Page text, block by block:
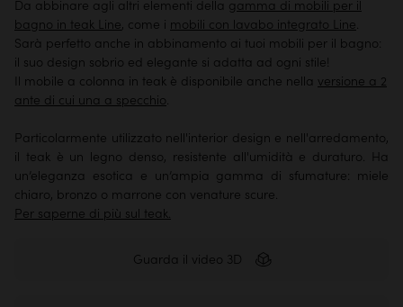
Da abbinare agli altri elementi della gamma di mobili per il
bagno in teak Line, come i mobili con lavabo integrato Line.
Sarà perfetto anche in abbinamento ai tuoi mobili per il bagno:
il suo design sobrio ed elegante si adatta ad ogni stile!
Il mobile a colonna in teak è disponibile anche nella versione a 2
ante di cui una a specchio.
Particolarmente utilizzato nell'interior design e nell'arredamento,
il teak è un legno denso, resistente all'umidità e duraturo. Ha
un’eleganza esotica e un’ampia gamma di sfumature: miele
chiaro, bronzo o marrone con venature scure.
Per saperne di più sul teak.
Guarda il video 3D